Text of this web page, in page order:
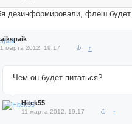
дезинформировали, флеш
марта 2012, 19:17 ↑
Чем он будет питаться?
Hitek55
11 марта 2012, 19:17 ↑